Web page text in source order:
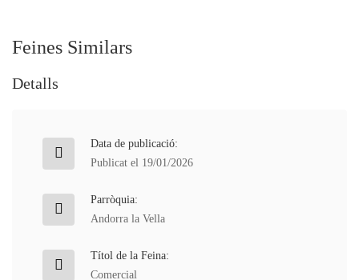
Feines Similars
Detalls
Data de publicació:
Publicat el 19/01/2026
Parròquia:
Andorra la Vella
Títol de la Feina:
Comercial